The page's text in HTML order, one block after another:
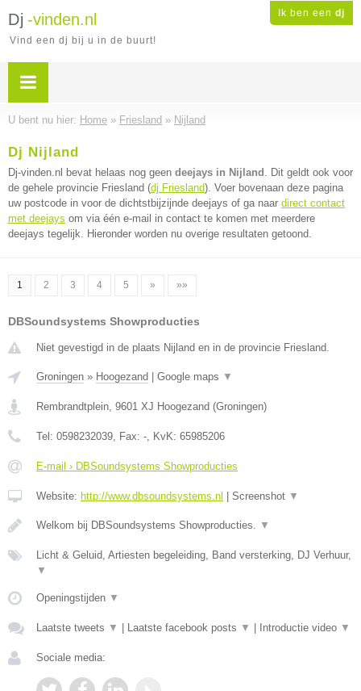
Ik ben een dj
Dj -vinden.nl
Vind een dj bij u in de buurt!
U bent nu hier: Home » Friesland » Nijland
Dj Nijland
Dj-vinden.nl bevat helaas nog geen deejays in Nijland . Dit geldt ook voor
de gehele provincie Friesland (dj Friesland). Voer bovenaan deze pagina
uw postcode in voor de dichtstbijzijnde deejays of ga naar direct contact
met deejays om via één e-mail in contact te komen met meerdere
deejays tegelijk. Hieronder worden nu overige resultaten getoond.
1 2 3 4 5 » »»
DBSoundsystems Showproducties
Niet gevestigd in de plaats Nijland en in de provincie Friesland.
Groningen » Hoogezand Google maps ▼
Rembrandtplein, 9601 XJ Hoogezand (Groningen)
Tel: 0598232039, Fax: -, KvK: 65985206
E-mail › DBSoundsystems Showproducties
Website: http://www.dbsoundsystems.nl Screenshot ▼
Welkom bij DBSoundsystems Showproducties. ▼
Licht & Geluid, Artiesten begeleiding, Band versterking, DJ Verhuur,
▼
Openingstijden ▼
Laatste tweets ▼ Laatste facebook posts ▼ Introductie video ▼
Sociale media: